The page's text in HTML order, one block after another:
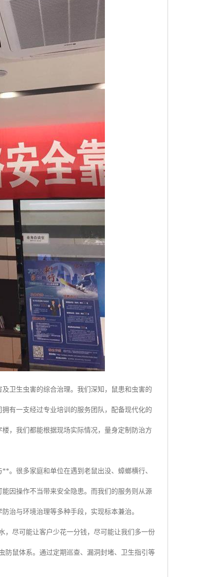
卫生虫害的综合治理。我们深知，鼠患和虫害的
有一支经过专业培训的服务团队，配备现代化的
，我们都能根据现场实际情况，量身定制防治方
。很多家庭和单位在遇到老鼠出没、蟑螂横行、
因操作不当带来安全隐患。而我们的服务则从源
治与环境治理等多种手段，实现标本兼治。
，尽可能让客户少花一分钱，尽可能让我们多一份
防鼠体系。通过定期巡查、漏洞封堵、卫生指引等